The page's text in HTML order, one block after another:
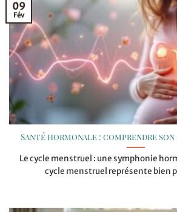
Santé hormonale : comprendre
Le cycle menstruel : une symphonie
cycle menstruel représente bien
09
Fév